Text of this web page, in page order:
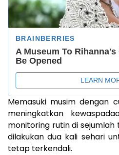
Memasuki musim dengan
meningkatkan
monitoring rutin di sejumlah
dilakukan dua kali sehari
tetap terkendali.